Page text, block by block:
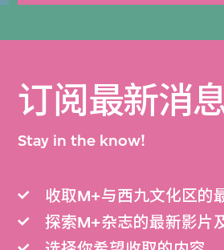
订阅最新消息
Stay in the know!
收取M+与西九文化区的
探索M+杂志的最新影片